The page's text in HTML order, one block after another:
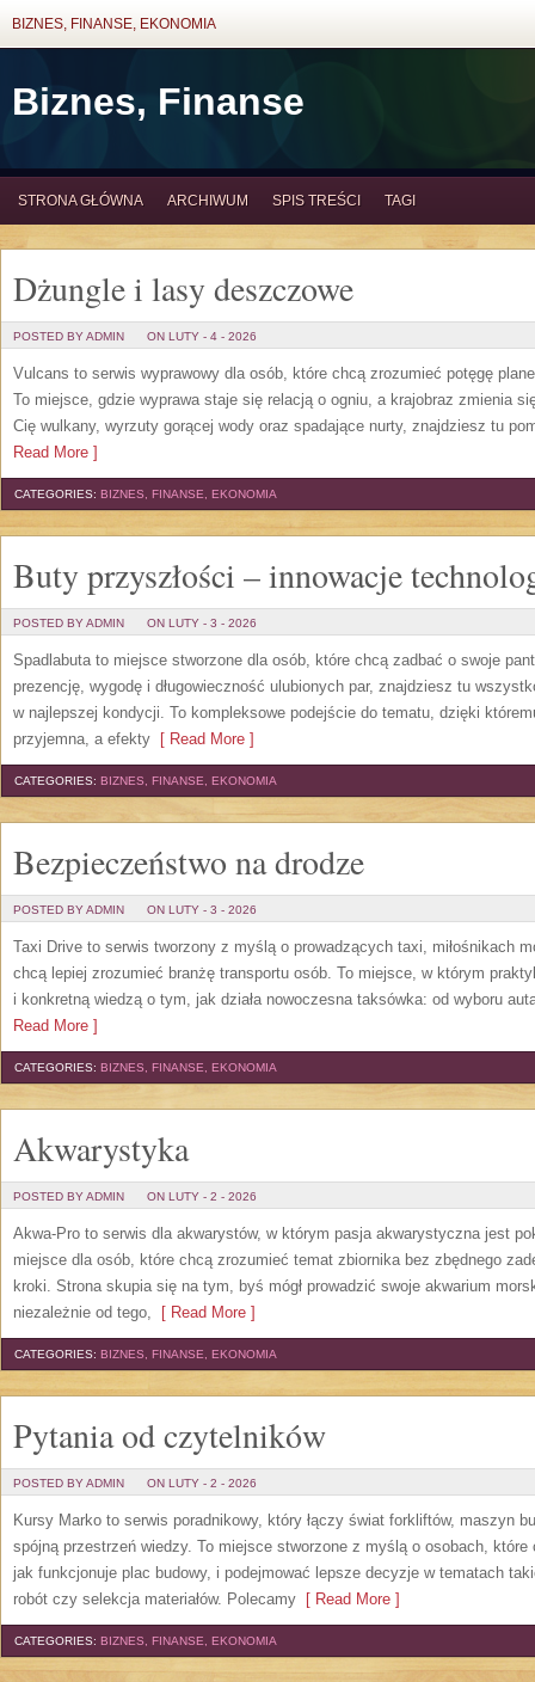
BIZNES, FINANSE, EKONOMIA
Biznes, Finanse
STRONA GŁÓWNA ARCHIWUM SPIS TREŚCI TAGI
Dżungle i lasy deszczowe
POSTED BY ADMIN ON LUTY - 4 - 2026
Vulcans to serwis wyprawowy dla osób, które chcą zrozumieć potęgę
To miejsce, gdzie wyprawa staje się relacją o ogniu, a krajobraz zmienia
Cię wulkany, wyrzuty gorącej wody oraz spadające nurty, znajdziesz tu
Read More ]
CATEGORIES: BIZNES, FINANSE, EKONOMIA
Buty przyszłości – innowacje
POSTED BY ADMIN ON LUTY - 3 - 2026
Spadlabuta to miejsce stworzone dla osób, które chcą zadbać o swoje
prezencję, wygodę i długowieczność ulubionych par, znajdziesz tu
w najlepszej kondycji. To kompleksowe podejście do tematu, dzięki
przyjemna, a efekty [ Read More ]
CATEGORIES: BIZNES, FINANSE, EKONOMIA
Bezpieczeństwo na drodze
POSTED BY ADMIN ON LUTY - 3 - 2026
Taxi Drive to serwis tworzony z myślą o prowadzących taxi, miłośnikach
chcą lepiej zrozumieć branżę transportu osób. To miejsce, w którym
i konkretną wiedzą o tym, jak działa nowoczesna taksówka: od wyboru
Read More ]
CATEGORIES: BIZNES, FINANSE, EKONOMIA
Akwarystyka
POSTED BY ADMIN ON LUTY - 2 - 2026
Akwa-Pro to serwis dla akwarystów, w którym pasja akwarystyczna jest
miejsce dla osób, które chcą zrozumieć temat zbiornika bez zbędnego
kroki. Strona skupia się na tym, byś mógł prowadzić swoje akwarium
niezależnie od tego, [ Read More ]
CATEGORIES: BIZNES, FINANSE, EKONOMIA
Pytania od czytelników
POSTED BY ADMIN ON LUTY - 2 - 2026
Kursy Marko to serwis poradnikowy, który łączy świat forkliftów, maszyn
spójną przestrzeń wiedzy. To miejsce stworzone z myślą o osobach,
jak funkcjonuje plac budowy, i podejmować lepsze decyzje w tematach
robót czy selekcja materiałów. Polecamy [ Read More ]
CATEGORIES: BIZNES, FINANSE, EKONOMIA